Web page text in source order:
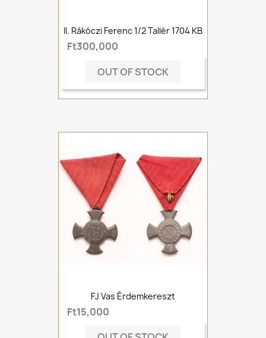
II. Rákóczi Ferenc 1/2 Tallér 1704 KB
Ft300,000
OUT OF STOCK
FJ Vas Érdemkereszt
Ft15,000